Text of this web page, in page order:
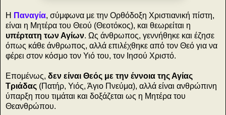
Η Παναγία, σύμφωνα με την Ορθόδοξη Χριστιανική πίστη,
είναι η Μητέρα του Θεού (Θεοτόκος), και θεωρείται η
υπέρτατη των Αγίων. Ως άνθρωπος, γεννήθηκε και έζησε
όπως κάθε άνθρωπος, αλλά επιλέχθηκε από τον Θεό για να
φέρει στον κόσμο τον Υιό του, τον Ιησού Χριστό.
Επομένως, δεν είναι Θεός με την έννοια της Αγίας
Τριάδας (Πατήρ, Υιός, Άγιο Πνεύμα), αλλά είναι ανθρώπινη
ύπαρξη που τιμάται και δοξάζεται ως η Μητέρα του
Θεανθρώπου.